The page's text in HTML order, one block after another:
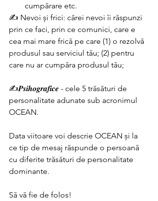
cumpărare etc.
✍️ Nevoi și frici: cărei nevoi îi răspunzi
prin ce faci, prin ce comunici, care e
cea mai mare frică pe care (1) o rezolvă
produsul sau serviciul tău; (2) pentru
care nu ar cumpăra produsul tău;
✍️𝑷𝒔𝒊𝒉𝒐𝒈𝒓𝒂𝒇𝒊𝒄𝒆 - cele 5 trăsături de
personalitate adunate sub acronimul
OCEAN.
Data viitoare voi descrie OCEAN și la
ce tip de mesaj răspunde o persoană
cu diferite trăsături de personalitate
dominante.
Să vă fie de folos!